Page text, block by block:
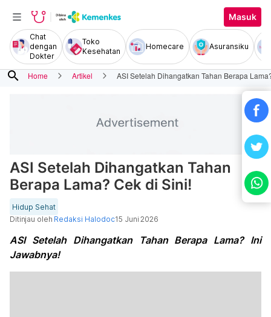
Masuk
Chat
dengan
Dokter
Toko
Kesehatan
Homecare Asuransiku
search Home Artikel ASI Setelah Dihangatkan Tahan Berapa
ASI Setelah Dihangatkan Tahan
Berapa Lama? Cek di Sini!
Hidup Sehat
Ditinjau oleh Redaksi Halodoc15 Juni 2026
ASI Setelah Dihangatkan Tahan Berapa Lama? Ini
Jawabnya!